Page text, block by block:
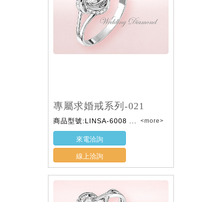
專屬求婚戒系列-021
商品型號:LINSA-6008 ... <more>
來電洽詢
線上洽詢